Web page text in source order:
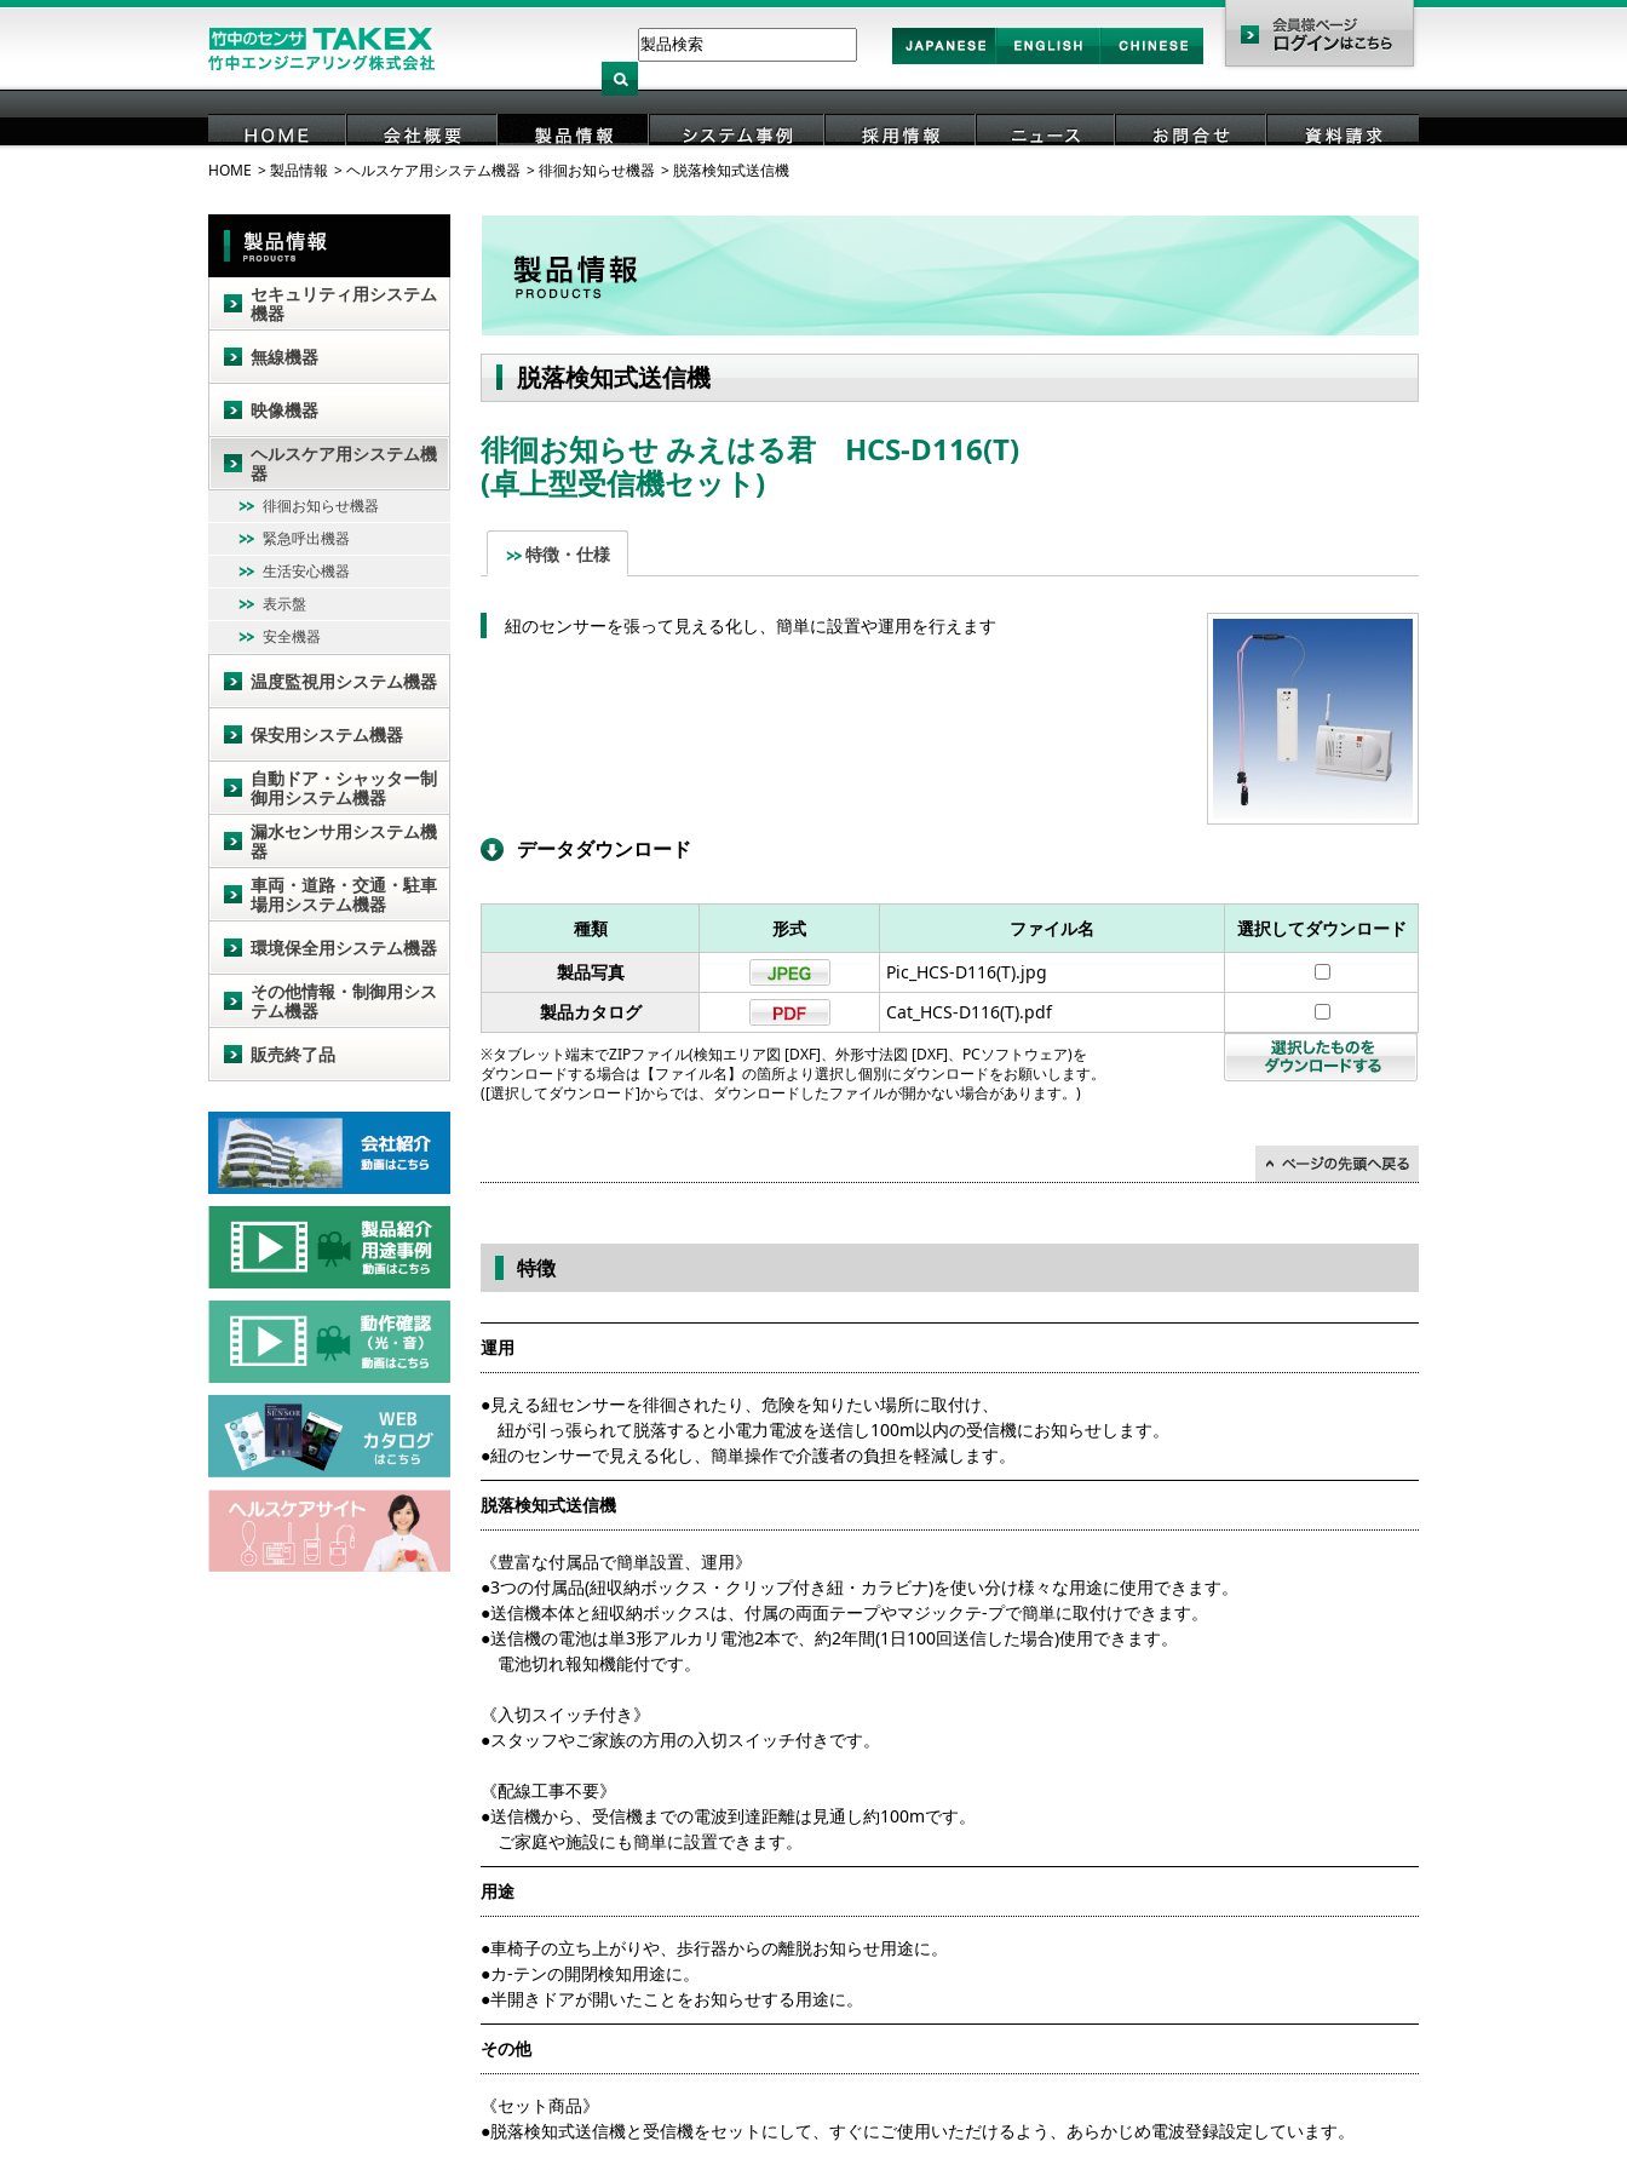
Japan English Chinese
会員様ページ
HOME 会社概要 製品情報 システム事例
HOME 製品情報 ヘルスケア用システム機器 徘徊お知らせ機器 脱落検知式送信機
脱落検知式送信機
徘徊お知らせ みえはる君 HCS-D116(T)
(卓上型受信機セット)
特徴・仕様
紐のセンサーを張って見える化し、簡単に設置や運用を行えます
データダウンロード
種類 形式 ファイル名
選択してダウンロード
製品写真
Pic_HCS-D116(T).jpg
製品カタログ
Cat_HCS-D116(T).pdf
※タブレット端末でZIPファイル(検知エリア図 [DXF]、外形寸法図 [DXF]、PCソフトウェア)を
ダウンロードする場合は【ファイル名】の箇所より選択し個別にダウンロードをお願いします。
([選択してダウンロード]からでは、ダウンロードしたファイルが開かない場合があります。)
特徴
運用
●見える紐センサーを徘徊されたり、危険を知りたい場所に取付け、
紐が引っ張られて脱落すると小電力電波を送信し100m以内の受信機にお知らせします。
●紐のセンサーで見える化し、簡単操作で介護者の負担を軽減します。
脱落検知式送信機
《豊富な付属品で簡単設置、運用》
●3つの付属品(紐収納ボックス・クリップ付き紐・カラビナ)を使い分け様々な用途に使用できます。
●送信機本体と紐収納ボックスは、付属の両面テープやマジックテ-プで簡単に取付けできます。
●送信機の電池は単3形アルカリ電池2本で、約2年間(1日100回送信した場合)使用できます。
電池切れ報知機能付です。
《入切スイッチ付き》
●スタッフやご家族の方用の入切スイッチ付きです。
《配線工事不要》
●送信機から、受信機までの電波到達距離は見通し約100mです。
ご家庭や施設にも簡単に設置できます。
用途
●車椅子の立ち上がりや、歩行器からの離脱お知らせ用途に。
●カ-テンの開閉検知用途に。
●半開きドアが開いたことをお知らせする用途に。
その他
《セット商品》
●脱落検知式送信機と受信機をセットにして、すぐにご使用いただけるよう、あらかじめ電波登録設定しています。
セキュリティ用システム
機器
無線機器
映像機器
ヘルスケア用システム機
器
徘徊お知らせ機器
緊急呼出機器
生活安心機器
表示盤
安全機器
温度監視用システム機器
保安用システム機器
自動ドア・シャッター制
御用システム機器
漏水センサ用システム機
器
車両・道路・交通・駐車
場用システム機器
環境保全用システム機器
その他情報・制御用シス
テム機器
販売終了品